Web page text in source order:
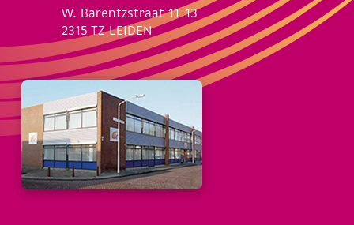
W. Barentzstraat 11-13
2315 TZ LEIDEN